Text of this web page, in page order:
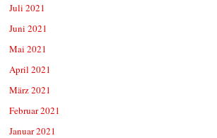
Juli 2021
Juni 2021
Mai 2021
April 2021
März 2021
Februar 2021
Januar 2021